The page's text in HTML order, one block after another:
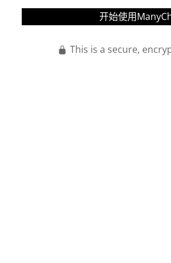
开始使用
Press enter to
This is a secure,